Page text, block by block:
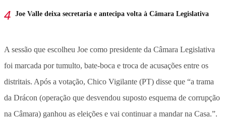
Joe Valle deixa secretaria e antecipa volta à Câmara Legislativa
A sessão que escolheu Joe como presidente da Câmara Legislativa
foi marcada por tumulto, bate-boca e troca de acusações entre os
distritais. Após a votação, Chico Vigilante (PT) disse que “a trama
da Drácon (operação que desvendou suposto esquema de corrupção
na Câmara) ganhou as eleições e vai continuar a mandar na Casa.”.